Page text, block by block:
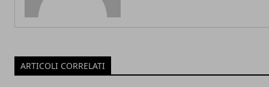
ARTICOLI CORRELATI